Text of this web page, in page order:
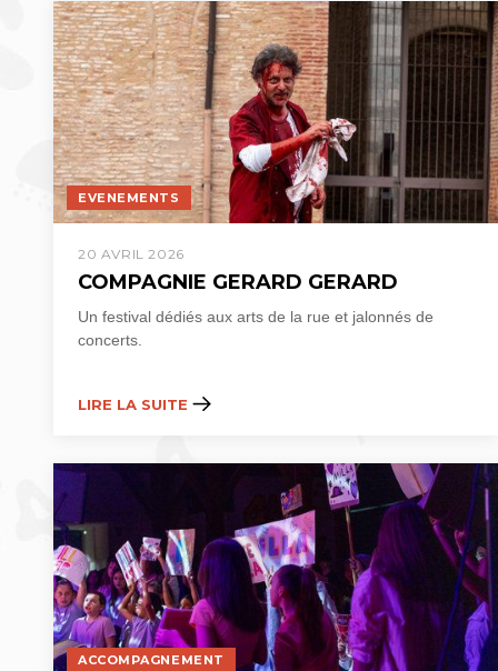
EVENEMENTS
20 AVRIL 2026
COMPAGNIE GERARD GERARD
Un festival dédiés aux arts de la rue et jalonnés de
concerts.
LIRE LA SUITE
ACCOMPAGNEMENT